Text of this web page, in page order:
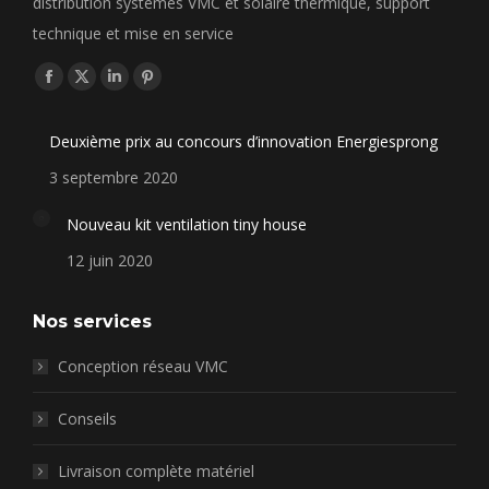
technique et mise en service
Trouvez nous sur :
Facebook
opens
in
window
X
opens
in
window
LinkedIn
opens
in
window
Pinterest
opens
in
window
Deuxième prix au concours d’innovation Energiesprong
3 septembre 2020
Nouveau kit ventilation tiny house
12 juin 2020
Nos services
Conception réseau VMC
Conseils
Livraison complète matériel